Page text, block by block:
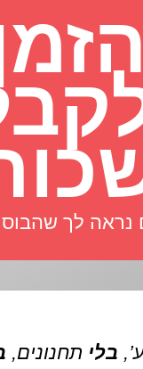
לך שהבוס
בלי תחנונים,